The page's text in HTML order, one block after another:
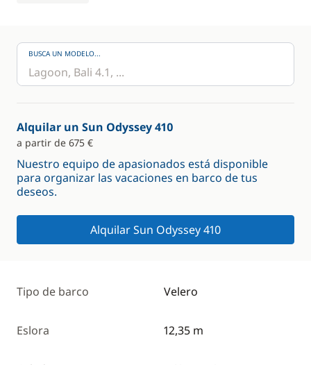
BUSCA UN MODELO...
Alquilar un Sun Odyssey 410
a partir de 675 €
Nuestro equipo de apasionados está disponible
para organizar las vacaciones en barco de tus
deseos.
Alquilar Sun Odyssey 410
Tipo de barco Velero
Eslora 12,35 m